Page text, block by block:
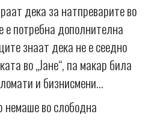
дека за натпреварите во
потребна дополнителна
знаат дека не е сеедно
во „Јане“, па макар била
и бизнисмени…
немаше во слободна